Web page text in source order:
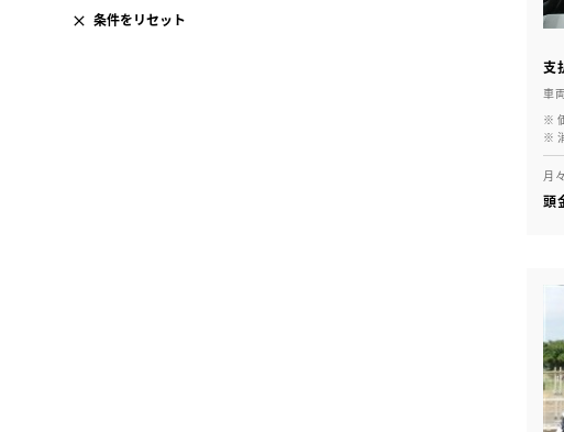
条件をリセット
支
車
※
※
月
頭